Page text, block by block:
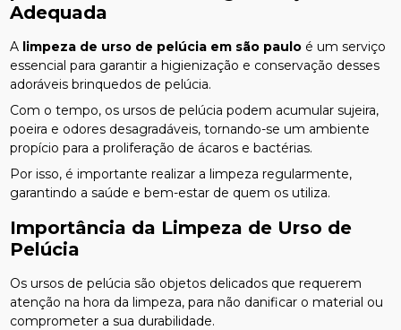
Adequada
A limpeza de urso de pelúcia em são paulo é um serviço
essencial para garantir a higienização e conservação desses
adoráveis brinquedos de pelúcia.
Com o tempo, os ursos de pelúcia podem acumular sujeira,
poeira e odores desagradáveis, tornando-se um ambiente
propício para a proliferação de ácaros e bactérias.
Por isso, é importante realizar a limpeza regularmente,
garantindo a saúde e bem-estar de quem os utiliza.
Importância da Limpeza de Urso de
Pelúcia
Os ursos de pelúcia são objetos delicados que requerem
atenção na hora da limpeza, para não danificar o material ou
comprometer a sua durabilidade.